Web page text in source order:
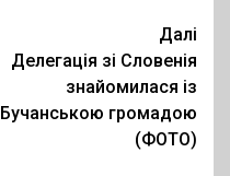
Далі
Делегація зі Словенія
знайомилася із
Бучанською громадою
(ФОТО)